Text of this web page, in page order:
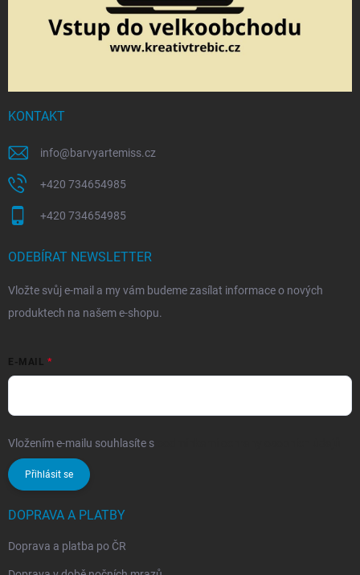
KONTAKT
info@barvyartemiss.cz
+420 734654985
+420 734654985
ODEBÍRAT NEWSLETTER
Vložte svůj e-mail a my vám budeme zasílat informace o nových
produktech na našem e-shopu.
E-MAIL
Vložením e-mailu souhlasíte s
Přihlásit se
DOPRAVA A PLATBY
Doprava a platba po ČR